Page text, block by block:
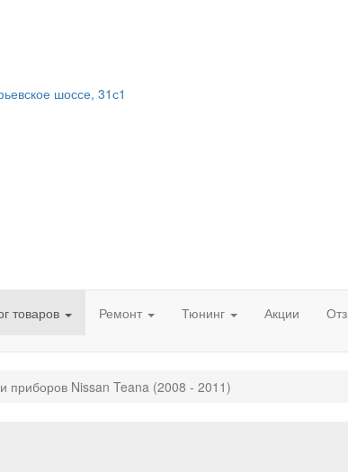
шоссе, 31с1
товаров Ремонт Тюнинг Акции
приборов Nissan Teana (2008 - 2011)